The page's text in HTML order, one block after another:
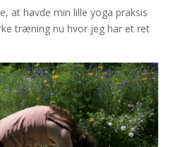
at havde min lille yoga praksis
træning nu hvor jeg har et ret